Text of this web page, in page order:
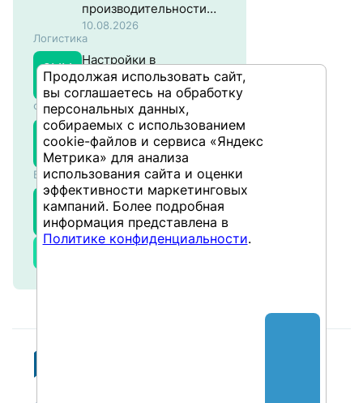
производительности
систем на основе SAP
NW ABAP
10.08.2026
Логистика
SMM
304
Настройки в
управлении
материальными
потоками в SAP
10.08.2026
Финансы и учёт
SCO
302
Планирование
производственных
затрат в SAP
11.08.2026
Бизнес-аналитика
BIBOW
301
SAP BusinessObjects
WebIntelligence –
Продвинутый
12.08.2026
Продолжая использовать сайт,
вы соглашаетесь на обработку
персональных данных,
собираемых с использованием
cookie-файлов и сервиса «Яндекс
Метрика» для анализа
использования сайта и оценки
эффективности маркетинговых
кампаний. Более подробная
информация представлена в
Политике конфиденциальности.